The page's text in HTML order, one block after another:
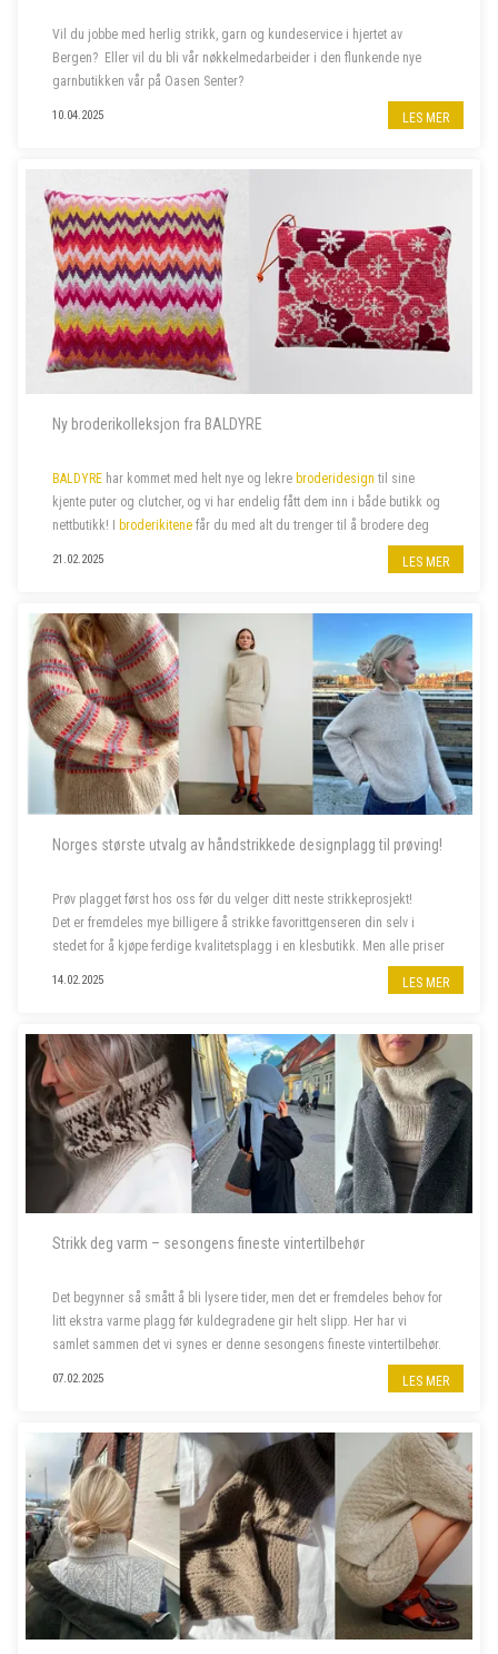
Vil du jobbe med herlig strikk, garn og kundeservice i hjertet av
Bergen? Eller vil du bli vår nøkkelmedarbeider i den flunkende nye
garnbutikken vår på Oasen Senter?
Vi søker to nye butikkmedarbeidere i 100 % stilling, og lørdagshjelp til
10.04.2025 LES MER
Ny broderikolleksjon fra BALDYRE
BALDYRE har kommet med helt nye og lekre broderidesign til sine
kjente puter og clutcher, og vi har endelig fått dem inn i både butikk og
nettbutikk! I broderikitene får du med alt du trenger til å brodere deg
21.02.2025 LES MER
Norges største utvalg av håndstrikkede designplagg til prøving!
Prøv plagget først hos oss før du velger ditt neste strikkeprosjekt!
Det er fremdeles mye billigere å strikke favorittgenseren din selv i
stedet for å kjøpe ferdige kvalitetsplagg i en klesbutikk. Men alle priser
14.02.2025 LES MER
Strikk deg varm – sesongens fineste vintertilbehør
Det begynner så smått å bli lysere tider, men det er fremdeles behov for
litt ekstra varme plagg før kuldegradene gir helt slipp. Her har vi
samlet sammen det vi synes er denne sesongens fineste vintertilbehør.
07.02.2025 LES MER